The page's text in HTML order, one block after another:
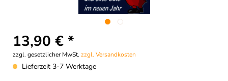
13,90 € *
zzgl. gesetzlicher MwSt. zzgl. Versandkosten
Lieferzeit 3-7 Werktage